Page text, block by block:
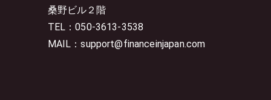
桑野ビル２階
TEL：050-3613-3538
MAIL：support@financeinjapan.com